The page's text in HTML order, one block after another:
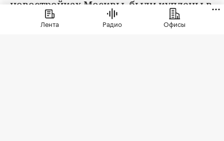
новостройках Москвы, были куплены в
ипотеку. В сегменте трешек ипотечных
сделок менее половины, а среди
Лента Радио Офисы